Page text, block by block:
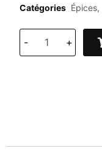
Catégories Épices,
- +